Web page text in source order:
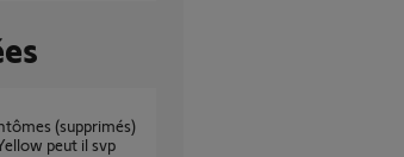
peut il svp